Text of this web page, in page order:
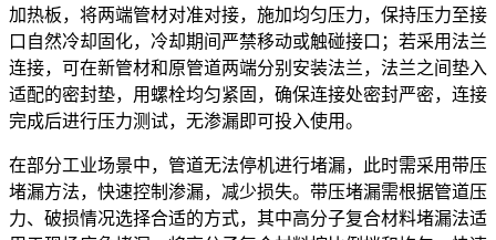
加热板，将两端管材对准对接，施加均匀压力，保持压力至接
口自然冷却固化，冷却期间严禁移动或触碰接口；若采用法兰
连接，可在新管材和原管道两端分别安装法兰，法兰之间垫入
适配的密封垫，用螺栓均匀紧固，确保连接处密封严密，连接
完成后进行压力测试，无渗漏即可投入使用。
在部分工业场景中，管道无法停机进行堵漏，此时需采用带压
堵漏方法，快速控制渗漏，减少损失。带压堵漏需根据管道压
力、破损情况选择合适的方式，其中高分子复合材料堵漏法适